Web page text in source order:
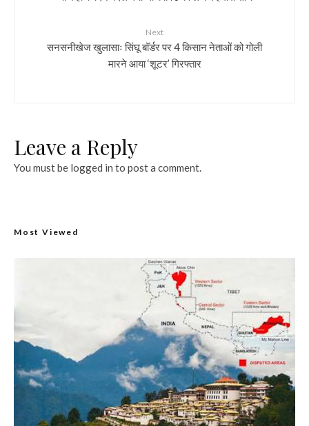
Next
सनसनीखेज खुलासाः सिंघू बॉर्डर पर 4 किसान नेताओं को गोली
मारने आया ‘शूटर’ गिरफ्तार
Leave a Reply
You must be logged in to post a comment.
Most Viewed